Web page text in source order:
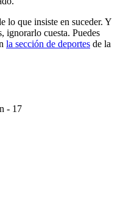
lo que insiste en suceder. Y
ignorarlo cuesta. Puedes
la sección de deportes de la
- 17